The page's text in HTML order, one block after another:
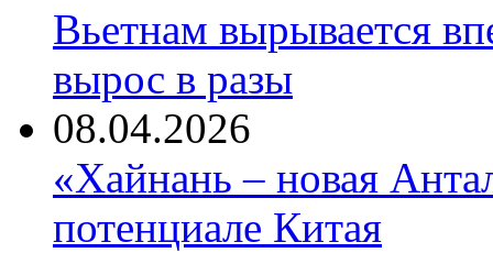
Вьетнам вырывается
вырос в разы
08.04.2026
«Хайнань – новая
потенциале Китая